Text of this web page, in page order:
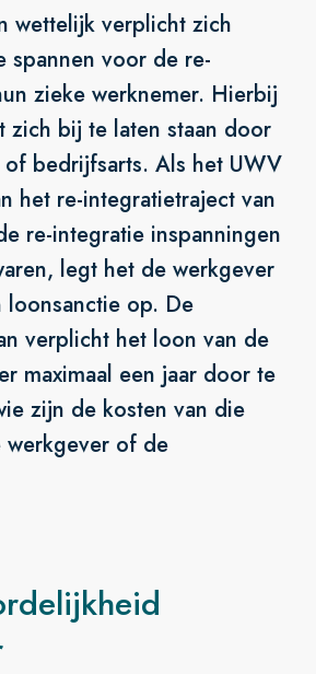
wettelijk verplicht zich
spannen voor de re-
zieke werknemer. Hierbij
zich bij te laten staan door
bedrijfsarts. Als het UWV
het re-integratietraject van
re-integratie inspanningen
legt het de werkgever
loonsanctie op. De
verplicht het loon van de
maximaal een jaar door te
zijn de kosten van die
werkgever of de